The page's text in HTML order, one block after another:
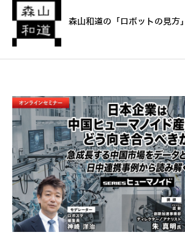
森山和道の「ロボットの見方」